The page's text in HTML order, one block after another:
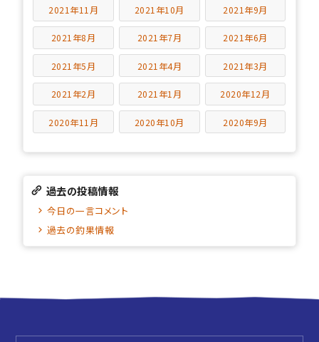
2021年11月 2021年10月 2021年9月
2021年8月 2021年7月 2021年6月
2021年5月 2021年4月 2021年3月
2021年2月 2021年1月 2020年12月
2020年11月 2020年10月 2020年9月
過去の投稿情報
今日の一言コメント
過去の釣果情報